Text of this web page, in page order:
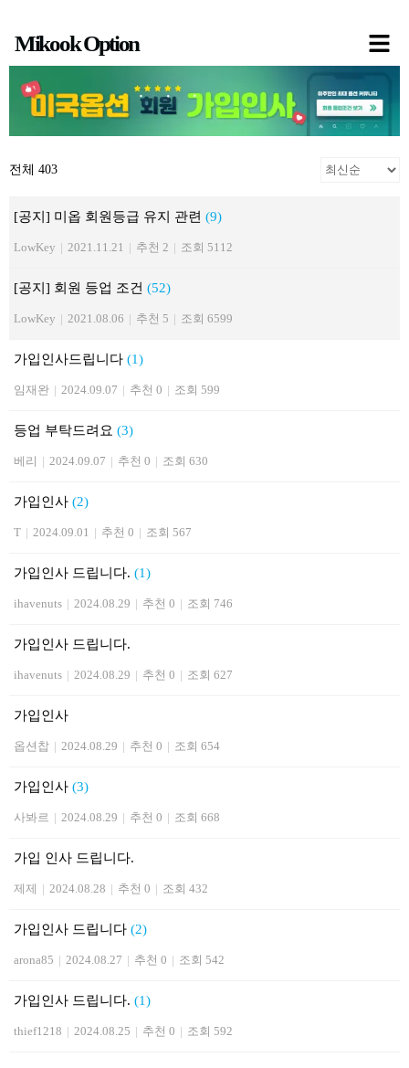
츠
Mikook Option
전체 403
[공지] 미옵 회원등급 유지 관련 (9)
LowKey | 2021.11.21 | 추천 2 | 조회 5112
[공지] 회원 등업 조건 (52)
LowKey | 2021.08.06 | 추천 5 | 조회 6599
가입인사드립니다 (1)
임재완 | 2024.09.07 | 추천 0 | 조회 599
등업 부탁드려요 (3)
베리 | 2024.09.07 | 추천 0 | 조회 630
가입인사 (2)
T | 2024.09.01 | 추천 0 | 조회 567
가입인사 드립니다. (1)
ihavenuts | 2024.08.29 | 추천 0 | 조회 746
가입인사 드립니다.
ihavenuts | 2024.08.29 | 추천 0 | 조회 627
가입인사
옵션찹 | 2024.08.29 | 추천 0 | 조회 654
가입인사 (3)
사봐르 | 2024.08.29 | 추천 0 | 조회 668
가입 인사 드립니다.
제제 | 2024.08.28 | 추천 0 | 조회 432
가입인사 드립니다 (2)
arona85 | 2024.08.27 | 추천 0 | 조회 542
가입인사 드립니다. (1)
thief1218 | 2024.08.25 | 추천 0 | 조회 592